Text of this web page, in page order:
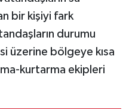
bir kişiyi fark
durumu
üzerine bölgeye kısa
kurtarma ekipleri